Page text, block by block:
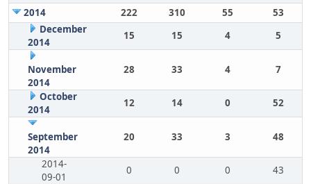
2014
222 310 55
53
December
2014
15 15 4 5
November
2014
28 33 4 7
October
2014
12 14 0 52
September
2014
20 33 3 48
2014-
09-01
0 0 0
43